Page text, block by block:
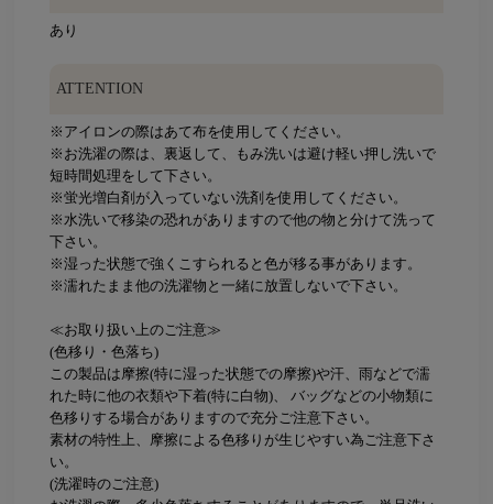
あり
ATTENTION
※アイロンの際はあて布を使用してください。
※お洗濯の際は、裏返して、もみ洗いは避け軽い押し洗いで
短時間処理をして下さい。
※蛍光増白剤が入っていない洗剤を使用してください。
※水洗いで移染の恐れがありますので他の物と分けて洗って
下さい。
※湿った状態で強くこすられると色が移る事があります。
※濡れたまま他の洗濯物と一緒に放置しないで下さい。
≪お取り扱い上のご注意≫
(色移り・色落ち)
この製品は摩擦(特に湿った状態での摩擦)や汗、雨などで濡
れた時に他の衣類や下着(特に白物)、 バッグなどの小物類に
色移りする場合がありますので充分ご注意下さい。
素材の特性上、摩擦による色移りが生じやすい為ご注意下さ
い。
(洗濯時のご注意)